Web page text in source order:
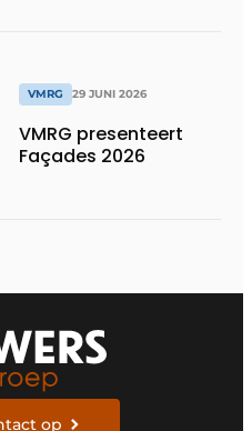
VMRG 29 JUNI 2026
VMRG presenteert
Façades 2026
op